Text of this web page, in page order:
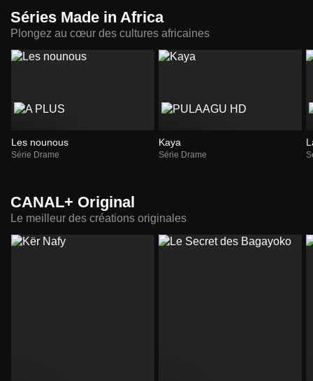
Séries Made in Africa
Plongez au cœur des cultures africaines
Les nounous
Série Drame
Kaya
Série Drame
CANAL+ Original
Le meilleur des créations originales